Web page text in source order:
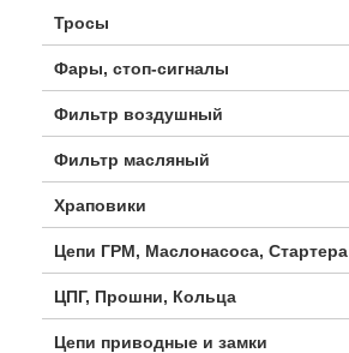
Тросы
Фары, стоп-сигналы
Фильтр воздушный
Фильтр масляный
Храповики
Цепи ГРМ, Маслонасоса, Стартера
ЦПГ, Прошни, Кольца
Цепи приводные и замки